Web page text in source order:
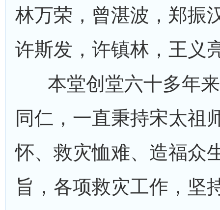
林万荣，曾湛波，郑振
许斯发，许镇林，王义
本堂创堂六十多年
同仁，一直秉持宋太祖
怀、救灾恤难、造福众
旨，各项救灾工作，坚